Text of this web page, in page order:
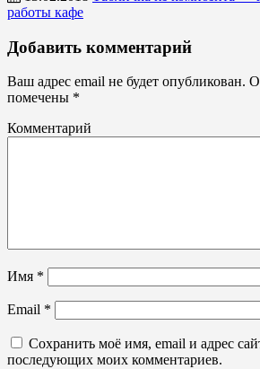
работы кафе
Таблички
Добавить комментарий
Ваш адрес email не будет опубликован.
помечены *
Комментарий
Имя *
Email *
Сохранить моё имя, email и адрес
последующих моих комментариев.